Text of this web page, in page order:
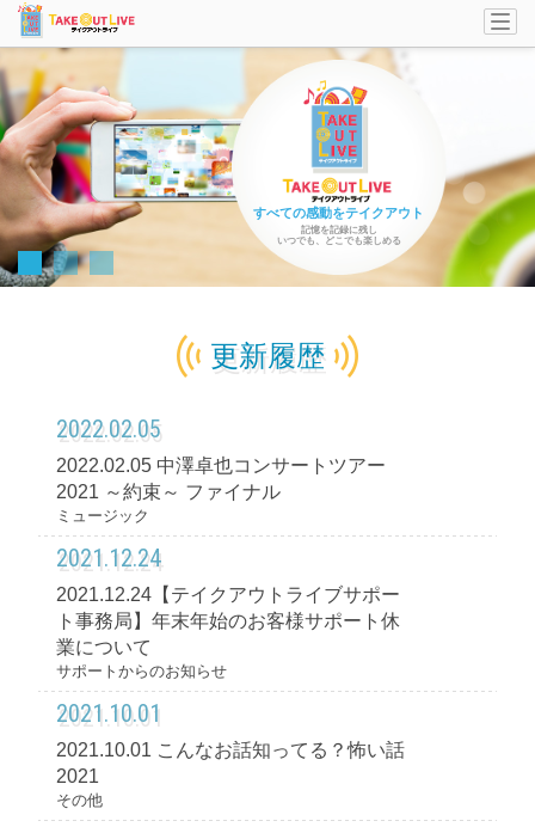
すべての感動をテイクアウト
記憶を記録に残し
いつでも、どこでも楽しめる
更新履歴
2022.02.05
2022.02.05 中澤卓也コンサートツアー
2021 ～約束～ ファイナル
ミュージック
2021.12.24
2021.12.24【テイクアウトライブサポー
ト事務局】年末年始のお客様サポート休
業について
サポートからのお知らせ
2021.10.01
2021.10.01 こんなお話知ってる？怖い話
2021
その他